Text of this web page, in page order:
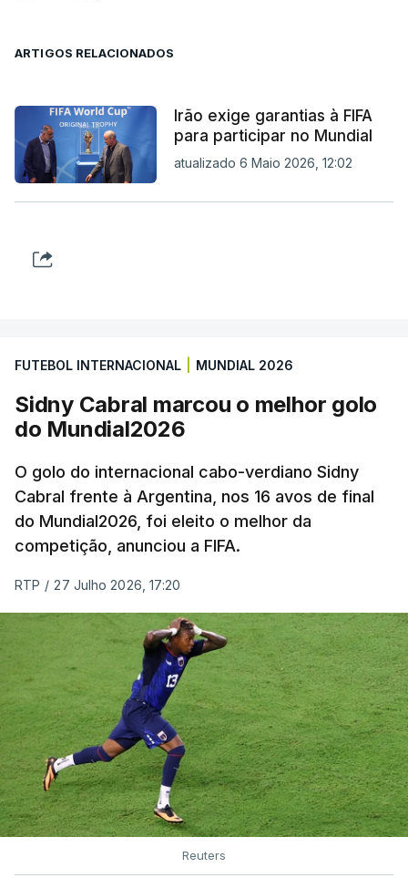
ARTIGOS RELACIONADOS
Irão exige garantias à FIFA
para participar no Mundial
atualizado 6 Maio 2026, 12:02
FUTEBOL INTERNACIONAL MUNDIAL 2026
Sidny Cabral marcou o melhor golo
do Mundial2026
O golo do internacional cabo-verdiano Sidny
Cabral frente à Argentina, nos 16 avos de final
do Mundial2026, foi eleito o melhor da
competição, anunciou a FIFA.
RTP / 27 Julho 2026, 17:20
Reuters